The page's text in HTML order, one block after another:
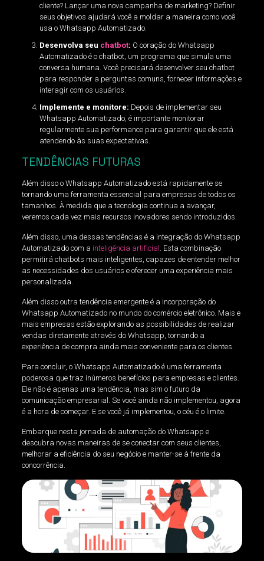
cliente? Lançar uma nova campanha de marketing? Definir
seus objetivos ajudará você a moldar a maneira como você
usa o Whatsapp Automatizado.
Desenvolva seu chatbot: O coração do Whatsapp
Automatizado é o chatbot, um programa que simula uma
conversa humana. Você precisará desenvolver seu chatbot
para responder a perguntas comuns, fornecer informações e
interagir com os usuários.
Implemente e monitore: Depois de implementar seu
Whatsapp Automatizado, é importante monitorar
regularmente sua performance para garantir que ele está
atendendo às suas expectativas.
TENDÊNCIAS FUTURAS
Além disso o Whatsapp Automatizado está rapidamente se
tornando uma ferramenta essencial para empresas de todos os
tamanhos. À medida que a tecnologia continua a avançar,
veremos cada vez mais recursos inovadores sendo introduzidos.
Além disso, uma dessas tendências é a integração do Whatsapp
Automatizado com a inteligência artificial
. Esta combinação
permitirá chatbots mais inteligentes, capazes de entender melhor
as necessidades dos usuários e oferecer uma experiência mais
personalizada.
Além disso outra tendência emergente é a incorporação do
Whatsapp Automatizado no mundo do comércio eletrônico. Mais e
mais empresas estão explorando as possibilidades de realizar
vendas diretamente através do Whatsapp, tornando a
experiência de compra ainda mais conveniente para os clientes.
Para concluir, o Whatsapp Automatizado é uma ferramenta
poderosa que traz inúmeros benefícios para empresas e clientes.
Ele não é apenas uma tendência, mas sim o futuro da
comunicação empresarial. Se você ainda não implementou, agora
é a hora de começar. E se você já implementou, o céu é o limite.
Embarque nesta jornada de automação do Whatsapp e
descubra novas maneiras de se conectar com seus clientes,
melhorar a eficiência do seu negócio e manter-se à frente da
concorrência.